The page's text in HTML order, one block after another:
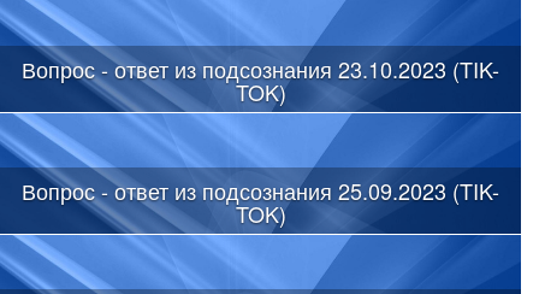
Вопрос - ответ из подсознания 23.10.2023 (TIK-
TOK)
Вопрос - ответ из подсознания 25.09.2023 (TIK-
TOK)